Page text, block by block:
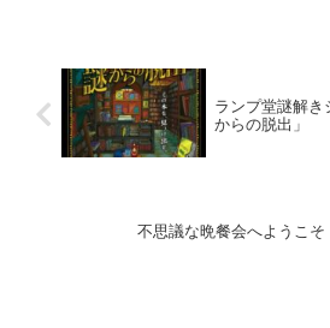
ランプ堂謎解き
からの脱出」
不思議な晩餐会へようこそ